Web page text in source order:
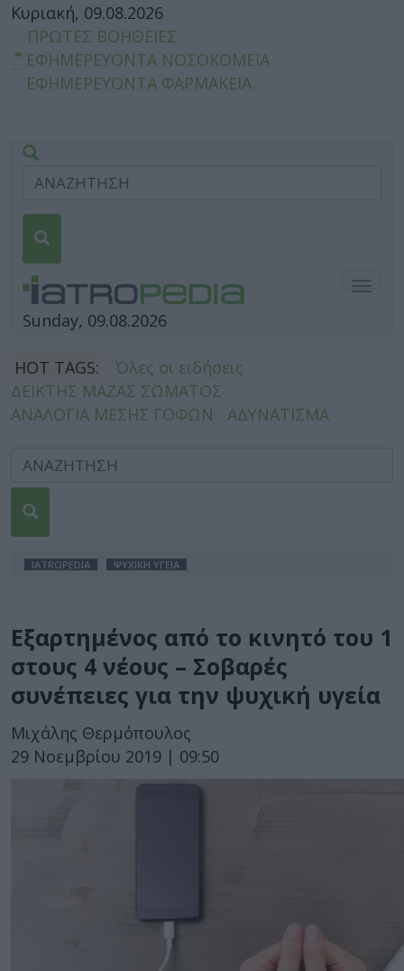
Κυριακή, 09.08.2026
ΠΡΩΤΕΣ ΒΟΗΘΕΙΕΣ
ΕΦΗΜΕΡΕΥΟΝΤΑ ΝΟΣΟΚΟΜΕΙΑ
ΕΦΗΜΕΡΕΥΟΝΤΑ ΦΑΡΜΑΚΕΙΑ
Sunday, 09.08.2026
HOT TAGS:
Όλες οι ειδήσεις
ΔΕΙΚΤΗΣ ΜΑΖΑΣ ΣΩΜΑΤΟΣ
ΑΝΑΛΟΓΙΑ ΜΕΣΗΣ ΓΟΦΩΝ
ΑΔΥΝΑΤΙΣΜΑ
IATROPEDIA ΨΥΧΙΚΗ ΥΓΕΙΑ
Εξαρτημένος από το κινητό του 1
στους 4 νέους – Σοβαρές
συνέπειες για την ψυχική υγεία
Μιχάλης Θερμόπουλος
29 Νοεμβρίου 2019 | 09:50